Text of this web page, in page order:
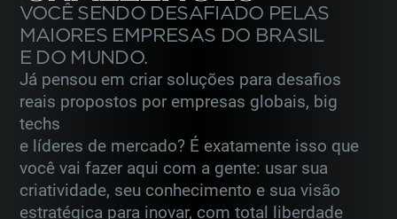
VOCÊ SENDO DESAFIADO PELAS
MAIORES EMPRESAS DO BRASIL
E DO MUNDO.
Já pensou em criar soluções para desafios
reais propostos por empresas globais, big
techs
e líderes de mercado? É exatamente isso que
você vai fazer aqui com a gente: usar sua
criatividade, seu conhecimento e sua visão
estratégica para inovar, com total liberdade